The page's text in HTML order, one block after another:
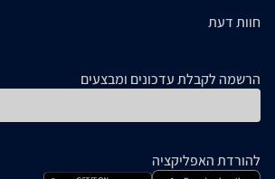
חוות דעת
הרשמה לקבלת עדכונים ומבצעים
להורדת האפליקציה